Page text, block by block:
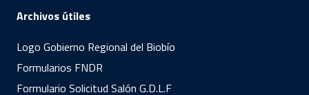
Archivos útiles
Logo Gobierno Regional del Biobío
Formularios FNDR
Formulario Solicitud Salón G.D.L.F